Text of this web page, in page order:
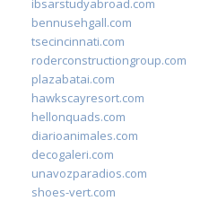
bennusehgall.com
tsecincinnati.com
roderconstructiongroup.com
plazabatai.com
hawkscayresort.com
hellonquads.com
diarioanimales.com
decogaleri.com
unavozparadios.com
shoes-vert.com